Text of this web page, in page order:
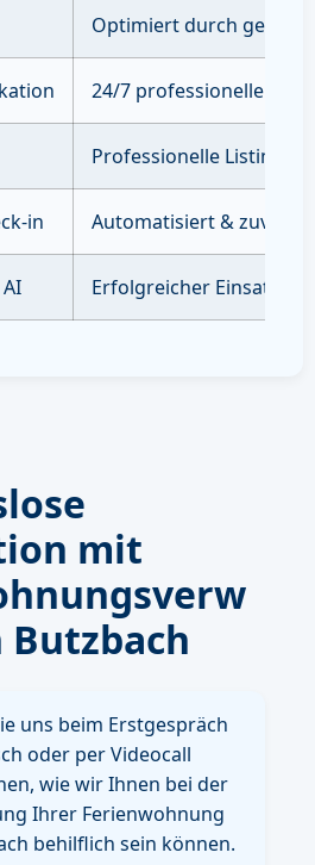
Optimiert durch
24/7 professioneller
Professionelle Listings
in Automatisiert &
Erfolgreicher Einsatz
mit
uns beim Erstgespräch
oder per Videocall
wie wir Ihnen bei der
Ihrer Ferienwohnung
behilflich sein können.